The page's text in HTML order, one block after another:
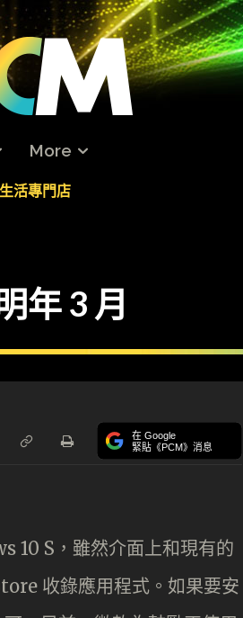
More
活專門店
年 3 月
在 Google
緊貼《PCM》消息
10 S，雖然介面上和現有的
收錄應用程式。如果要安